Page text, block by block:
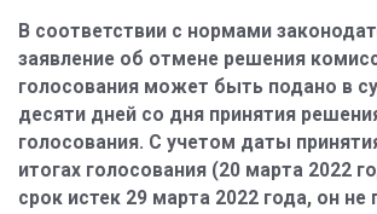
В соответствии с нормами
заявление об отмене решения
голосования может быть подано в
десяти дней со дня принятия
голосования. С учетом даты
итогах голосования (20 марта 2022
срок истек 29 марта 2022 года, он